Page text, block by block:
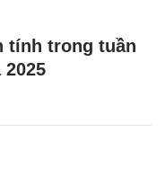
tính trong tuần
2025